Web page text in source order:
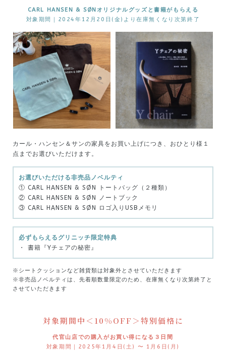
CARL HANSEN & SØNオリジナルグッズと書籍がもらえる
対象期間｜2024年12月20日(金)より在庫無くなり次第終了
カール・ハンセン＆サンの家具をお買い上げにつき、おひとり様１
点までお選びいただけます。
お選びいただける非売品ノベルティ
① CARL HANSEN & SØN トートバッグ（２種類）
② CARL HANSEN & SØN ノートブック
③ CARL HANSEN & SØN ロゴ入りUSBメモリ
必ずもらえるグリニッチ限定特典
・ 書籍『Yチェアの秘密』
※シートクッションなど雑貨類は対象外とさせていただきます
※非売品ノベルティは、先着順数量限定のため、在庫無くなり次第終了と
させていただきます
対象期間中＜10%OFF＞特別価格に
代官山店での購入がお買い得になる３日間
対象期間｜2025年1月4日(土) 〜 1月6日(月)